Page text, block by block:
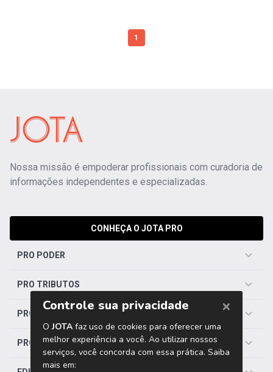
1
Nossa missão é empoderar profissionais com curadoria de
informações independentes e especializadas.
CONHEÇA O JOTA PRO
PRO PODER
PRO TRIBUTOS
PRO TRABALHISTA
PRO SAÚDE